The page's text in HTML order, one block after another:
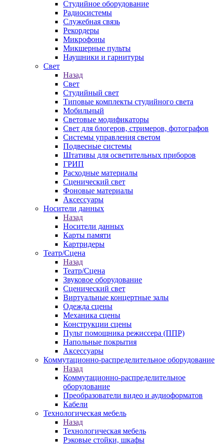
Студийное оборудование
Радиосистемы
Служебная связь
Рекордеры
Микрофоны
Микшерные пульты
Наушники и гарнитуры
Свет
Назад
Свет
Студийный свет
Типовые комплекты студийного света
Мобильный
Световые модификаторы
Свет для блогеров, стримеров, фотографов
Системы управления светом
Подвесные системы
Штативы для осветительных приборов
ГРИП
Расходные материалы
Сценический свет
Фоновые материалы
Аксессуары
Носители данных
Назад
Носители данных
Карты памяти
Картридеры
Театр/Сцена
Назад
Театр/Сцена
Звуковое оборудование
Сценический свет
Виртуальные концертные залы
Одежда сцены
Механика сцены
Конструкции сцены
Пульт помощника режиссера (ППР)
Напольные покрытия
Аксессуары
Коммутационно-распределительное оборудование
Назад
Коммутационно-распределительное
оборудование
Преобразователи видео и аудиоформатов
Кабели
Технологическая мебель
Назад
Технологическая мебель
Рэковые стойки, шкафы